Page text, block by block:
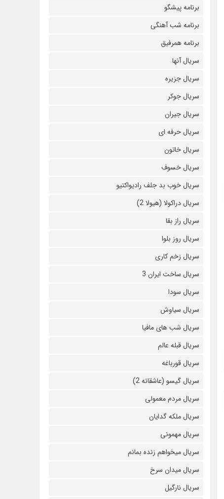
برنامه پیشگو
برنامه شب آهنگی
برنامه همرفیق
سریال آنها
سریال جزیره
سریال جوکر
سریال جیران
سریال حرفه ای
سریال خاتون
سریال خسوف
سریال خوب بد جلف رادیواکتیو
سریال دراکولا (هیولا 2)
سریال راز بقا
سریال روز بلوا
سریال زخم کاری
سریال ساخت ایران 3
سریال سودا
سریال سیاوش
سریال شب های مافیا
سریال قبله عالم
سریال قورباغه
سریال گیسو (عاشقانه 2)
سریال مردم معمولی
سریال ملکه گدایان
سریال مهمونی
سریال میخواهم زنده بمانم
سریال میدان سرخ
سریال نارگیل